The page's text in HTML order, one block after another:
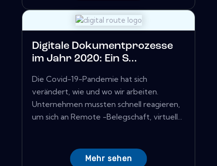
Digitale Dokumentprozesse
im Jahr 2020: Ein S...
Die Covid-19-Pandemie hat sich
verändert, wie und wo wir arbeiten.
Unternehmen mussten schnell reagieren,
um sich an Remote -Belegschaft, virtuell...
Mehr sehen